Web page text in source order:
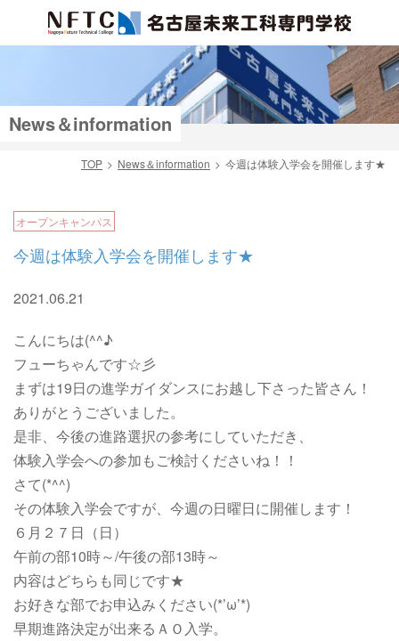
News＆information
TOP News＆information 今週は体験入学会を開催します★
オープンキャンパス
今週は体験入学会を開催します★
2021.06.21
こんにちは(^^♪
フューちゃんです☆彡
まずは19日の進学ガイダンスにお越し下さった皆さん！
ありがとうございました。
是非、今後の進路選択の参考にしていただき、
体験入学会への参加もご検討くださいね！！
さて(*^^)
その体験入学会ですが、今週の日曜日に開催します！
６月２７日（日）
午前の部10時～/午後の部13時～
内容はどちらも同じです★
お好きな部でお申込みください(*’ω’*)
早期進路決定が出来るＡＯ入学。